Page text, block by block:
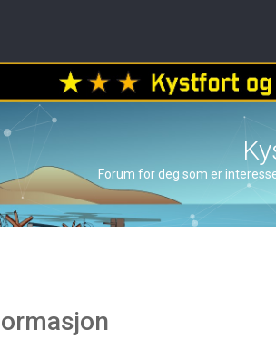
Forum for deg som er